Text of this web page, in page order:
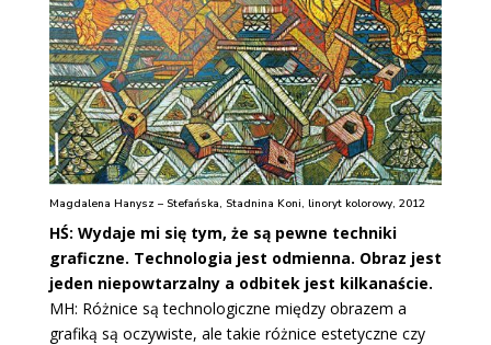
Magdalena Hanysz – Stefańska, Stadnina Koni, linoryt kolorowy, 2012
HŚ: Wydaje mi się tym, że są pewne techniki
graficzne. Technologia jest odmienna. Obraz jest
jeden niepowtarzalny a odbitek jest kilkanaście.
MH: Różnice są technologiczne między obrazem a
grafiką są oczywiste, ale takie różnice estetyczne czy